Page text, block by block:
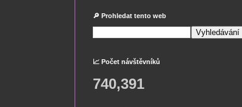
🔎 Prohledat tento web
📈 Počet návštěvníků
740,391